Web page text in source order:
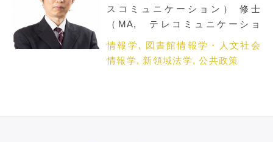
スコミュニケーション） 修士
（MA, テレコミュニケーショ
ン)
情報学, 図書館情報学・人文社会
情報学, 新領域法学, 公共政策